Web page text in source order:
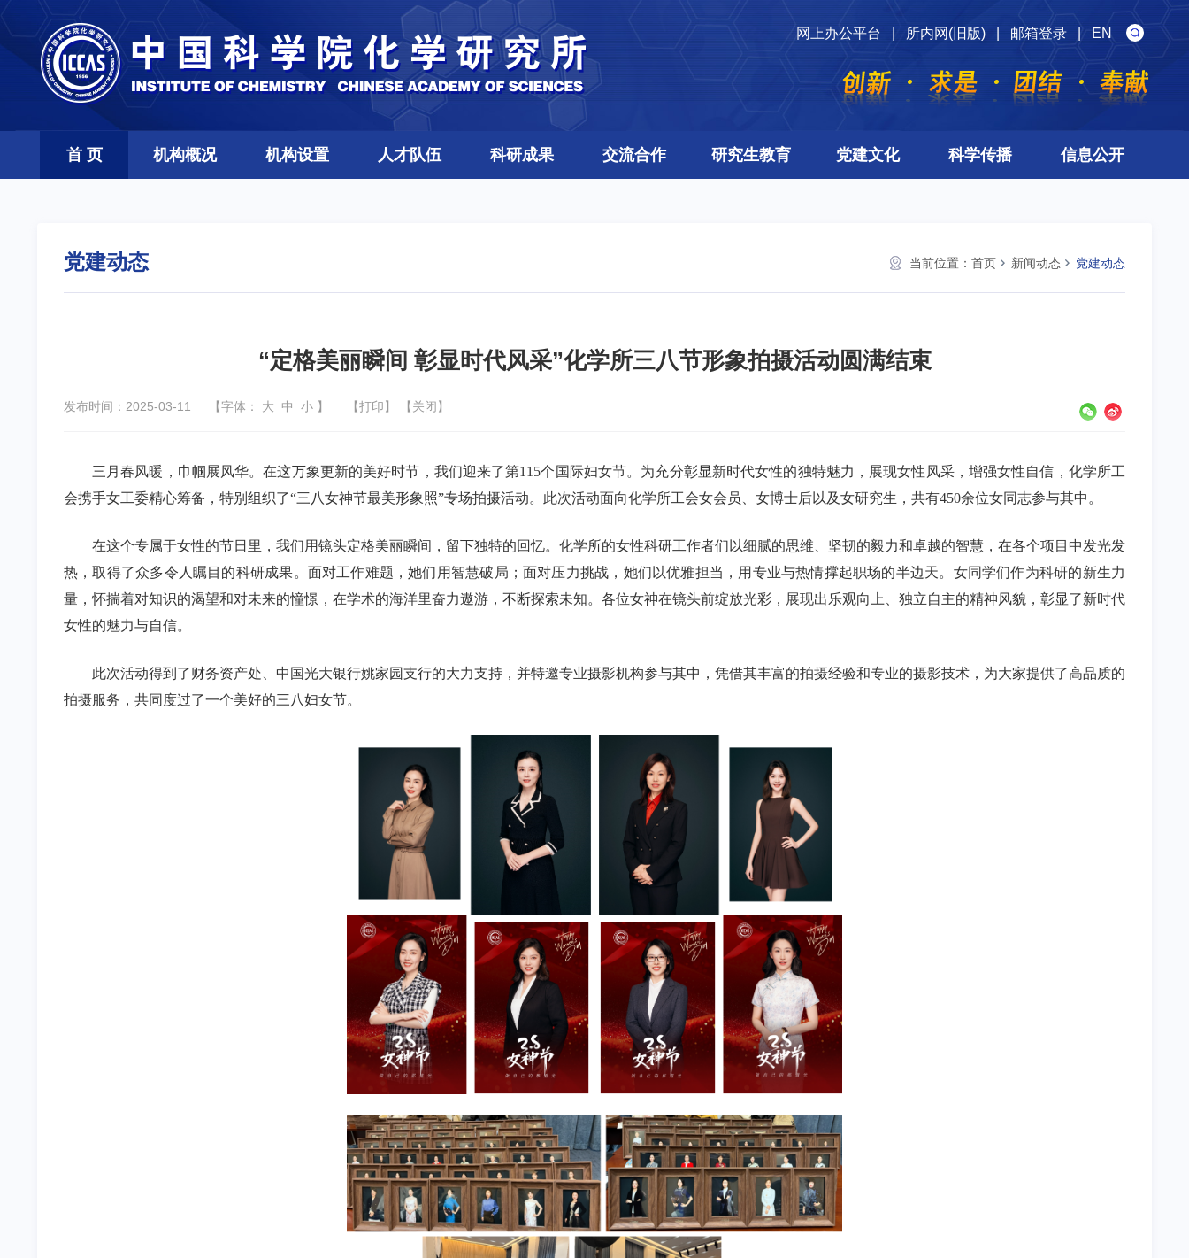
网上办公平台 所内网(旧版) 邮箱登录 |EN
首 页 机构概况 机构设置 人才队伍 科研成果 交流合作 研究生教育 党建文化 科学传播 信息公开
当前位置： 首页 新闻动态 党建动态
党建动态
“定格美丽瞬间 彰显时代风采”化学所三八节形象拍摄活动圆满结束
发布时间：2025-03-11 【字体： 大 中 小 】 【打印】 【关闭】
三月春风暖，巾帼展风华。在这万象更新的美好时节，我们迎来了第115个国际妇女节。为充分彰显新时代女性的独特魅力，展现女性风采，增强女性自信，化学所工
会携手女工委精心筹备，特别组织了“三八女神节最美形象照”专场拍摄活动。此次活动面向化学所工会女会员、女博士后以及女研究生，共有450余位女同志参与其中。
在这个专属于女性的节日里，我们用镜头定格美丽瞬间，留下独特的回忆。化学所的女性科研工作者们以细腻的思维、坚韧的毅力和卓越的智慧，在各个项目中发光发
热，取得了众多令人瞩目的科研成果。面对工作难题，她们用智慧破局；面对压力挑战，她们以优雅担当，用专业与热情撑起职场的半边天。女同学们作为科研的新生力
量，怀揣着对知识的渴望和对未来的憧憬，在学术的海洋里奋力遨游，不断探索未知。各位女神在镜头前绽放光彩，展现出乐观向上、独立自主的精神风貌，彰显了新时代
女性的魅力与自信。
此次活动得到了财务资产处、中国光大银行姚家园支行的大力支持，并特邀专业摄影机构参与其中，凭借其丰富的拍摄经验和专业的摄影技术，为大家提供了高品质的
拍摄服务，共同度过了一个美好的三八妇女节。